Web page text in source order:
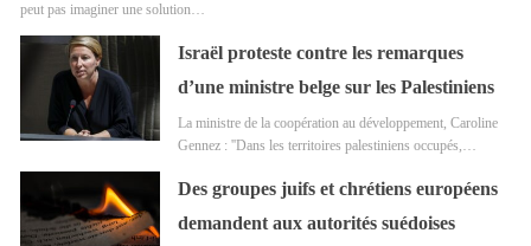
peut pas imaginer une solution…
Israël proteste contre les remarques
d’une ministre belge sur les Palestiniens
La ministre de la coopération au développement, Caroline
Gennez : ''Dans les territoires palestiniens occupés,…
Des groupes juifs et chrétiens européens
demandent aux autorités suédoises